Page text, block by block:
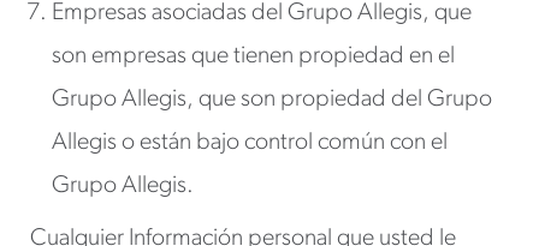
Empresas asociadas del Grupo Allegis, que
son empresas que tienen propiedad en el
Grupo Allegis, que son propiedad del Grupo
Allegis o están bajo control común con el
Grupo Allegis.
Cualquier Información personal que usted le